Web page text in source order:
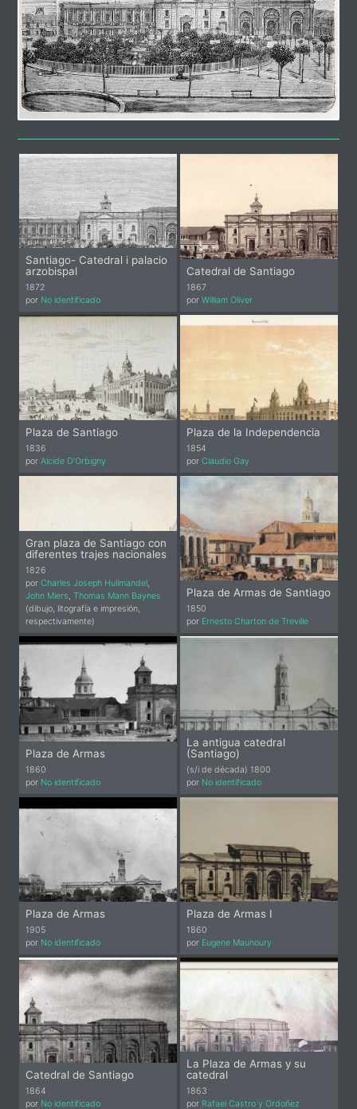
Santiago- Catedral i palacio
arzobispal
1872
por No identificado
Catedral de Santiago
1867
por William Oliver
Plaza de Santiago
1836
porAlcide D’Orbigny
Plaza de la Independencia
1854
por Claudio Gay
Gran plaza de Santiago con
diferentes trajes nacionales
1826
porCharles Joseph Hullmandel ,
John Miers,Thomas Mann Baynes
(dibujo, litografía e impresión,
respectivamente)
Plaza de Armas de Santiago
1850
por Ernesto Charton de Treville
Plaza de Armas
1860
por No identificado
La antigua catedral
(Santiago)
(s/i de década) 1800
por No identificado
Plaza de Armas
1905
por No identificado
Plaza de Armas I
1860
por Eugene Maunoury
Catedral de Santiago
1864
por No identificado
La Plaza de Armas y su
catedral
1863
por Rafael Castro y Ordoñez